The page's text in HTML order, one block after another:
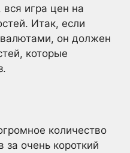
игра цен на
Итак, если
он должен
которые
количество
очень короткий